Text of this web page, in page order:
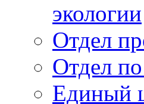
экологии
Отдел
Отдел
Единый